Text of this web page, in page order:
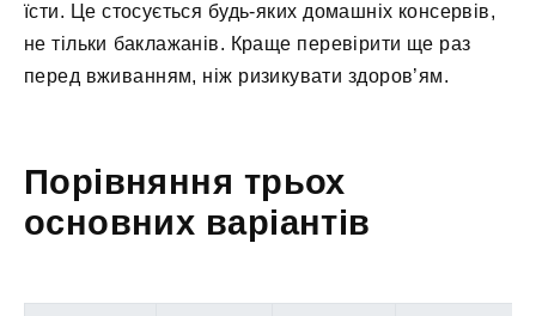
їсти. Це стосується будь-яких домашніх консервів,
не тільки баклажанів. Краще перевірити ще раз
перед вживанням, ніж ризикувати здоров’ям.
Порівняння трьох
основних варіантів